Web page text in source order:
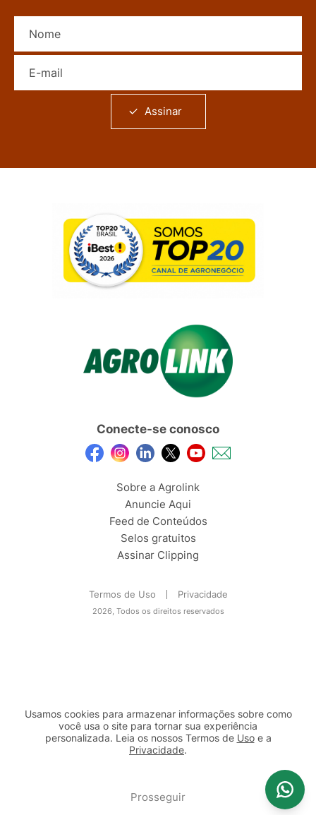
Assinar
Conecte-se conosco
Sobre a Agrolink
Anuncie Aqui
Feed de Conteúdos
Selos gratuitos
Assinar Clipping
Termos de Uso Privacidade
2026, Todos os direitos reservados
Usamos cookies para armazenar informações sobre como
você usa o site para tornar sua experiência
personalizada. Leia os nossos Termos de Usoe a
Privacidade.
Prosseguir